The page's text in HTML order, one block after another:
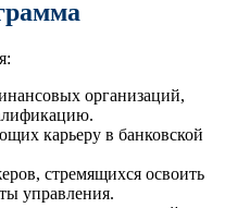
организаций,
карьеру в банковской
стремящихся освоить
управления.